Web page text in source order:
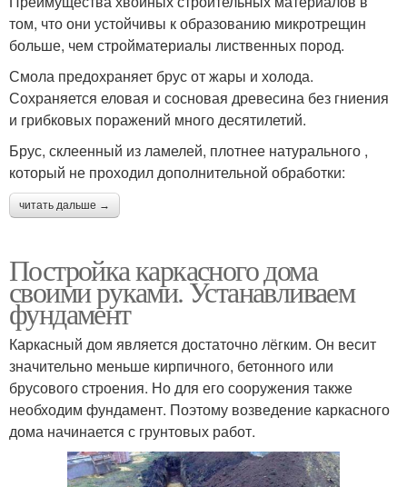
том, что они устойчивы к образованию микротрещин
больше, чем стройматериалы лиственных пород.
Смола предохраняет брус от жары и холода.
Сохраняется еловая и сосновая древесина без гниения
и грибковых поражений много десятилетий.
Брус, склеенный из ламелей, плотнее натурального ,
который не проходил дополнительной обработки:
читать дальше →
Постройка каркасного дома
своими руками. Устанавливаем
фундамент
Каркасный дом является достаточно лёгким. Он весит
значительно меньше кирпичного, бетонного или
брусового строения. Но для его сооружения также
необходим фундамент. Поэтому возведение каркасного
дома начинается с грунтовых работ.